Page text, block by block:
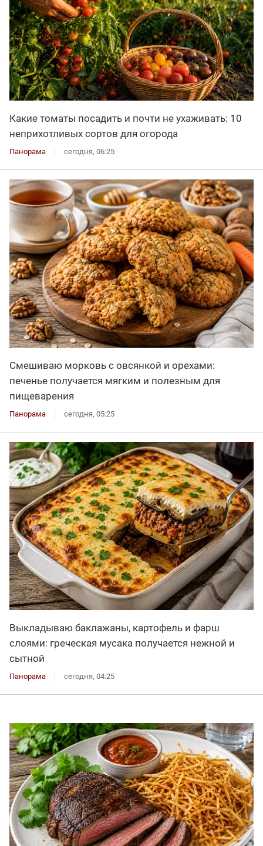
Какие томаты посадить и почти не ухаживать: 10
неприхотливых сортов для огорода
Панорама сегодня, 06:25
Смешиваю морковь с овсянкой и орехами:
печенье получается мягким и полезным для
пищеварения
Панорама сегодня, 05:25
Выкладываю баклажаны, картофель и фарш
слоями: греческая мусака получается нежной и
сытной
Панорама сегодня, 04:25